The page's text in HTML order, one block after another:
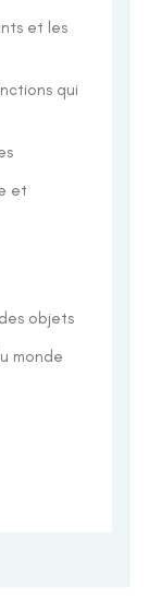
et les
qui
et
objets
monde